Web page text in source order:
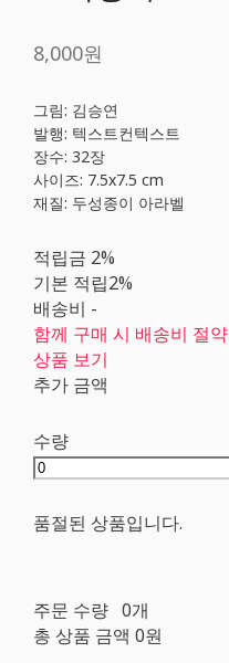
8,000원
그림: 김승연
발행: 텍스트컨텍스트
장수: 32장
사이즈: 7.5x7.5 cm
재질: 두성종이 아라벨
적립금 2%
기본 적립2%
배송비 -
함께 구매 시 배송비 절약
상품 보기
추가 금액
수량
품절된 상품입니다.
주문 수량 0개
총 상품 금액 0원